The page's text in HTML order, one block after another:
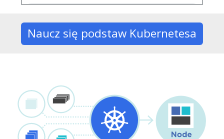
Naucz się podstaw Kubernetesa